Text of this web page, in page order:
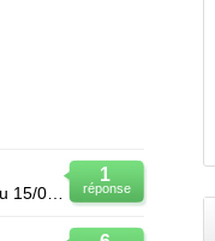
1
réponse
Victime d'un accident de travail au 1/12/2009,mis en consolidation au 15/06/2010 après expertise mon